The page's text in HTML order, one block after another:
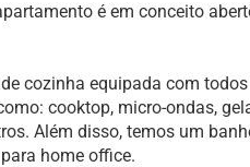
é em conceito
cozinha equipada com
cooktop, micro-ondas,
Além disso, temos um
home office.